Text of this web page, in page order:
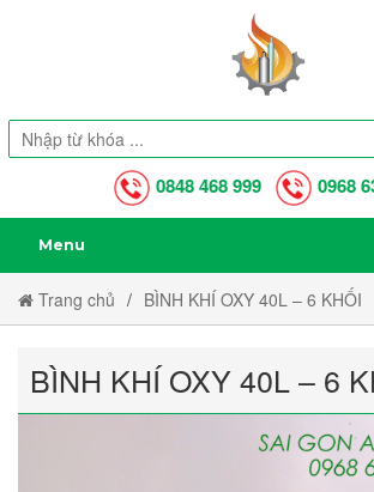
0848 468 999 0968
Menu
Trang chủ BÌNH KHÍ OXY 40L – 6 KHỐI
BÌNH KHÍ OXY 40L – 6